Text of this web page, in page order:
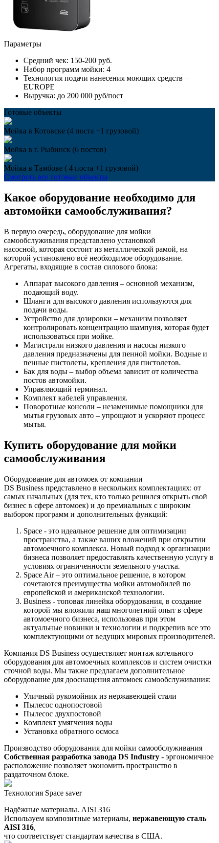
Параметры
Средний чек: 150-200 руб.
Набор программ мойки: 4
Технология подачи нанесения моющих средств –
EUROPE
Выручка: до 200 000 руб/пост
Готовые объекты
Мойка в Котовске (4 поста +1 грузовой)
Мойка в г. Рыбинск (6 постов)
Мойка в Тамбове ( 4 поста +1 грузовой)
Смотреть все готовые объекты
Какое оборудование необходимо для
автомойки самообслуживания?
В первую очередь, оборудование для мойки
самообслуживания представлено установкой
насосной, которая состоит из металлической рамой, на
которой установлено всё необходимое оборудование.
Агрегаты, входящие в состав силового блока:
Аппарат высокого давления – основной механизм,
подающий воду.
Шланги для высокого давления используются для
подачи воды.
Устройство для дозировки – механизм позволяет
контролировать концентрацию шампуня, которая будет
использоваться при мойке.
Магистрали низкого давления и насосы низкого
давления предназначены для пенной мойки. Водные и
пенные пистолеты, крепления для пистолетов.
Бак для воды – выбор объема зависит от количества
постов автомойки.
Управляющий терминал.
Комплект кабелей управления.
Поворотные консоли – незаменимые помощники для
мытья грузовых авто – упрощают и ускоряют процесс
мытья.
Купить оборудование для мойки
самообслуживания
Оборудование для автомоек от компании
DS Business представлено в нескольких комплектациях: от
самых начальных (для тех, кто только решился открыть свой
бизнес в сфере автомоек) и до премиальных с широким
выбором программ и дополнительных функций:
Space - это идеальное решение для оптимизации
пространства, а также ваших вложений при открытии
автомоечного комплекса. Новый подход к организации
бизнеса позволяет предоставлять качественную услугу в
условиях ограниченности земельного участка.
Space Air – это оптимальное решение, в котором
сочетаются преимущества мойки автомобилей по
европейской и американской технологии.
Business - топовая линейка оборудования, в создание
которой мы вложили наш многолетний опыт в сфере
автомоечного бизнеса, использовав при этом
актуальные новинки и технологии и подкрепив все это
комплектующими от ведущих мировых производителей.
Компания DS Business осуществляет монтаж котельного
оборудования для автомоечных комплексов и систем очистки
сточной воды. Мы также предлагаем дополнительное
оборудование для дооснащения автомоек самообслуживания:
Уличный рукомойник из нержавеющей стали
Пылесос однопостовой
Пылесос двухпостовой
Комплект умягчения воды
Установка обратного осмоса
Производство оборудования для мойки самообслуживания
Собственная разработка завода DS Industry - эргономичное
расположение позволяет экономить пространство в
раздаточном блоке.
Технология Space saver
Надёжные материалы. AISI 316
Используем композитные материалы, нержавеющую сталь
AISI 316,
что соответствует стандартам качества в США.